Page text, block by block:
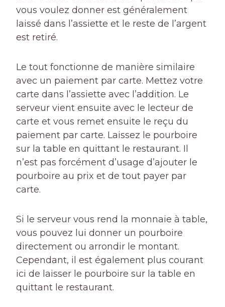
vous voulez donner est généralement
laissé dans l’assiette et le reste de l’argent
est retiré.
Le tout fonctionne de manière similaire
avec un paiement par carte. Mettez votre
carte dans l’assiette avec l’addition. Le
serveur vient ensuite avec le lecteur de
carte et vous remet ensuite le reçu du
paiement par carte. Laissez le pourboire
sur la table en quittant le restaurant. Il
n’est pas forcément d’usage d’ajouter le
pourboire au prix et de tout payer par
carte.
Si le serveur vous rend la monnaie à table,
vous pouvez lui donner un pourboire
directement ou arrondir le montant.
Cependant, il est également plus courant
ici de laisser le pourboire sur la table en
quittant le restaurant.